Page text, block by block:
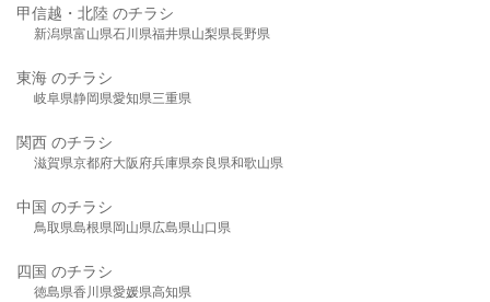
甲信越・北陸 のチラシ
新潟県富山県石川県福井県山梨県長野県
東海 のチラシ
岐阜県静岡県愛知県三重県
関西 のチラシ
滋賀県京都府大阪府兵庫県奈良県和歌山県
中国 のチラシ
鳥取県島根県岡山県広島県山口県
四国 のチラシ
徳島県香川県愛媛県高知県